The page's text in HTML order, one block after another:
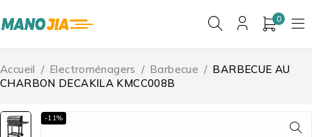
0
Accueil / Electroménagers / Barbecue / BARBECUE AU
CHARBON DECAKILA KMCC008B
-11%